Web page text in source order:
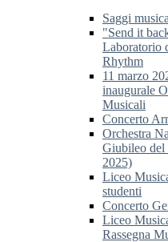
Saggi
"Send it
Laboratorio
Rhythm
11 marzo
inaugurale
Musicali
Concerto
Orchestra
Giubileo del
2025)
Liceo
studenti
Concerto
Liceo
Rassegna